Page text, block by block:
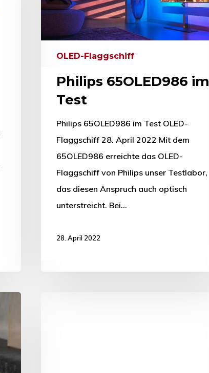
OLED-Flaggschiff
Philips 65OLED986 im
Test
Philips 65OLED986 im Test OLED-
Flaggschiff 28. April 2022 Mit dem
65OLED986 erreichte das OLED-
Flaggschiff von Philips unser Testlabor,
das diesen Anspruch auch optisch
unterstreicht. Bei…
28. April 2022